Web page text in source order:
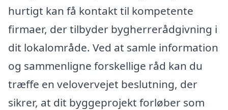
hurtigt kan få kontakt til kompetente
firmaer, der tilbyder bygherrerådgivning i
dit lokalområde. Ved at samle information
og sammenligne forskellige råd kan du
træffe en velovervejet beslutning, der
sikrer, at dit byggeprojekt forløber som